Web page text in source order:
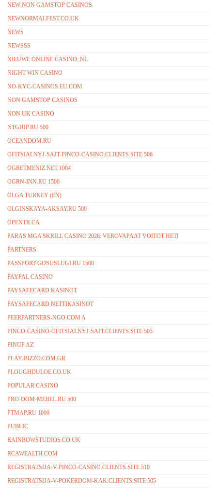
NEW NON GAMSTOP CASINOS
NEWNORMALFEST.CO.UK
NEWS
NEWSSS
NIEUWE ONLINE CASINO_NL
NIGHT WIN CASINO
NO-KYC-CASINOS.EU.COM
NON GAMSTOP CASINOS
NON UK CASINO
NTGHIP.RU 500
OCEANDOM.RU
OFITSIALNYJ-SAJT-PINCO-CASINO.CLIENTS.SITE 506
OGRETMENIZ.NET 1004
OGRN-INN.RU 1500
OLGA TURKEY (EN)
OLGINSKAYA-AKSAY.RU 500
OPENTR.CA
PARAS MGA SKRILL CASINO 2026: VEROVAPAAT VOITOT HETI
PARTNERS
PASSPORT-GOSUSLUGI.RU 1500
PAYPAL CASINO
PAYSAFECARD KASINOT
PAYSAFECARD NETTIKASINOT
PEERPARTNERS-NGO.COM A
PINCO-CASINO-OFITSIALNYJ-SAJT.CLIENTS.SITE 505
PINUP AZ
PLAY-BIZZO.COM.GR
PLOUGHDULOE.CO.UK
POPULAR CASINO
PRO-DOM-MEBEL.RU 500
PTMAP.RU 1000
PUBLIC
RAINBOWSTUDIOS.CO.UK
RCAWEALTH.COM
REGISTRATSIJA-V-PINCO-CASINO.CLIENTS.SITE 510
REGISTRATSIJA-V-POKERDOM-KAK.CLIENTS.SITE 505